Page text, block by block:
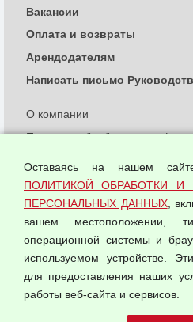
© 2026 ООО "Феникс"
О компании
Политика обработки и
Согласием на обработку
Оферта оптовой купли-продажи
Публичная оферта
Вакансии
Оплата и возвраты
Арендодателям
Написать письмо
Оставаясь на нашем
ПОЛИТИКОЙ ОБРАБОТКИ И
ПЕРСОНАЛЬНЫХ ДАННЫХ,
вашем местоположении,
операционной системы и
используемом устройстве.
для предоставления наших
работы веб-сайта и сервисов.